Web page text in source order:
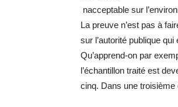
nacceptable sur
La preuve n’est pas à
sur l’autorité publique
Qu’apprend-on par
l’échantillon traité est
cinq. Dans une